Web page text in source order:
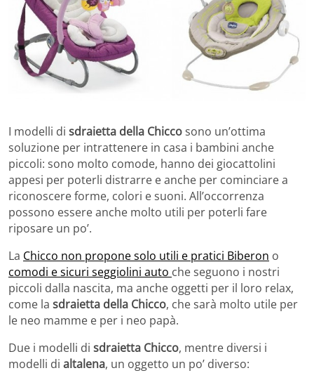
I modelli di sdraietta della Chiccosono un’ottima
soluzione per intrattenere in casa i bambini anche
piccoli: sono molto comode, hanno dei giocattolini
appesi per poterli distrarre e anche per cominciare a
riconoscere forme, colori e suoni. All’occorrenza
possono essere anche molto utili per poterli fare
riposare un po’.
La Chicco non propone solo utili e pratici Biberon o
comodi e sicuri seggiolini auto che seguono i nostri
piccoli dalla nascita, ma anche oggetti per il loro relax,
come la sdraietta della Chicco, che sarà molto utile per
le neo mamme e per i neo papà.
Due i modelli di sdraietta Chicco, mentre diversi i
modelli di altalena, un oggetto un po’ diverso: